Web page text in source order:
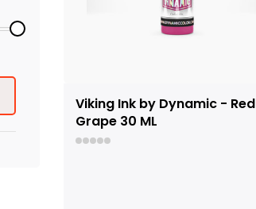
Viking Ink by Dynamic - Red
Grape 30 ML